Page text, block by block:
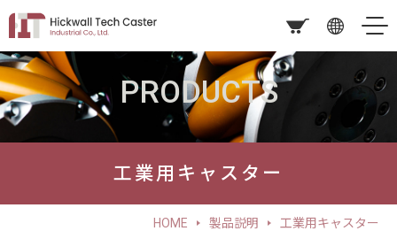
PRODUCTS
工業用キャスター
HOME 製品説明
工業用キャスター